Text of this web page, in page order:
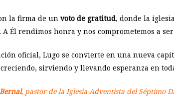
la firma de un voto de gratitud, donde la
A Él rendimos honra y nos comprometemos a
oficial, Lugo se convierte en una nueva
sirviendo y llevando esperanza en
, pastor de la Iglesia Adventista del Séptimo